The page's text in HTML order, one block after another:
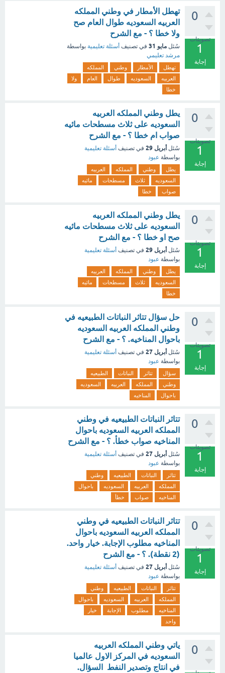
0
تصويتات
1
إجابة
تهطل الأمطار في وطني المملكه
العربيه السعوديه طوال العام صح
ولا خطا ؟ - مع الشرح
سُئل مايو 31 في تصنيف أسئلة تعليمية بواسطة
مرشد تعليمي
تهطل الأمطار وطني
المملكه
العربيه
السعوديه طوال العام
ولا
خطا
0
تصويتات
1
إجابة
يطل وطني المملكه العربيه
السعوديه على ثلاث مسطحات مائيه
صواب ام خطا ؟ - مع الشرح
سُئل أبريل 29 في تصنيف أسئلة تعليمية
بواسطة عبود
يطل وطني المملكه
العربيه
السعوديه
ثلاث مسطحات
مائيه
صواب
خطا
0
تصويتات
1
إجابة
يطل وطني المملكه العربيه
السعوديه على ثلاث مسطحات مائيه
صح او خطا ؟ - مع الشرح
سُئل أبريل 29 في تصنيف أسئلة تعليمية
بواسطة عبود
يطل وطني المملكه
العربيه
السعوديه
ثلاث مسطحات
مائيه
خطا
0
تصويتات
1
إجابة
حل سؤال تتاثر النباتات الطبيعيه في
وطني المملكه العربيه السعوديه
باحوال المناخيه. ؟ - مع الشرح
سُئل أبريل 27 في تصنيف أسئلة تعليمية
بواسطة عبود
سؤال تتاثر النباتات
الطبيعيه
وطني
المملكه العربيه
السعوديه
باحوال
المناخيه
0
تصويتات
1
إجابة
تتاثر النباتات الطبيعيه في وطني
المملكه العربيه السعوديه باحوال
المناخيه صواب خطأ. ؟ - مع الشرح
سُئل أبريل 27 في تصنيف أسئلة تعليمية
بواسطة عبود
تتاثر النباتات الطبيعيه
وطني
المملكه
العربيه السعوديه
باحوال
المناخيه
صواب خطأ
0
تصويتات
1
إجابة
تتاثر النباتات الطبيعيه في وطني
المملكه العربيه السعوديه باحوال
المناخيه مطلوب الإجابة. خيار واحد.
(2 نقطة). ؟ - مع الشرح
سُئل أبريل 27 في تصنيف أسئلة تعليمية
بواسطة عبود
تتاثر النباتات الطبيعيه
وطني
المملكه
العربيه السعوديه
باحوال
المناخيه
مطلوب الإجابة
خيار
واحد
0
ياتي وطني المملكه العربيه
السعوديه في المركز الاول عالميا
في انتاج وتصدير النفط السؤال.